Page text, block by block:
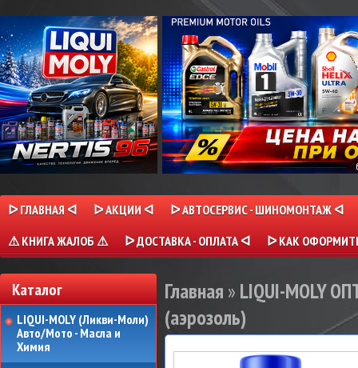
ᐅ ГЛАВНАЯ ᐊ ᐅ АКЦИИ ᐊ
ᐅ АВТОСЕРВИС - ШИНОМОНТАЖ ᐊ
⚠ КНИГА ЖАЛОБ ⚠
ᐅ ДОСТАВКА - ОПЛАТА ᐊ ᐅ КАК
Каталог
LIQUI-MOLY (Ликви-Моли)
Авто/Мото - Масла и
Химия
Главная » LIQUI-MOLY
(аэрозоль)